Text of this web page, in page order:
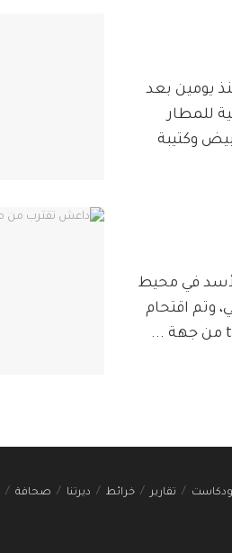
يومين بعد
للمطار
وكتيبة
في محيط
وتم اقتحام
تقارير خرائط ديرتنا صحافة